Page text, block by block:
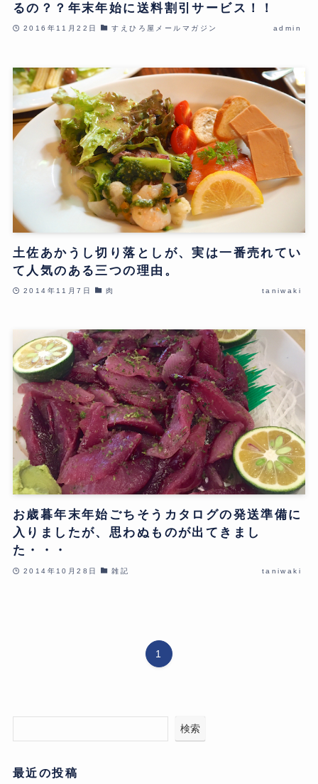
るの？？年末年始に送料割引サービス！！
2016年11月22日 すえひろ屋メールマガジン admin
土佐あかうし切り落としが、実は一番売れてい
て人気のある三つの理由。
2014年11月7日 肉 taniwaki
お歳暮年末年始ごちそうカタログの発送準備に
入りましたが、思わぬものが出てきまし
た・・・
2014年10月28日 雑記 taniwaki
1
検索
最近の投稿